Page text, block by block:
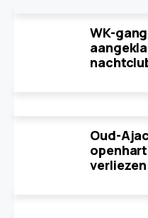
WK-
Oud-